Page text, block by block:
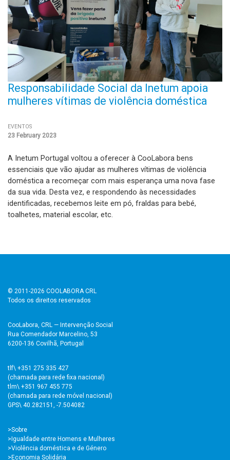
Responsabilidade Social da Inetum apoia
mulheres vítimas de violência doméstica
EVENTOS
23 February 2023
A Inetum Portugal voltou a oferecer à CooLabora bens
essenciais que vão ajudar as mulheres vítimas de violência
doméstica a recomeçar com mais esperança uma nova fase
da sua vida. Desta vez, e respondendo às necessidades
identificadas, recebemos leite em pó, fraldas para bebé,
toalhetes, material escolar, etc.
© 2011-2026 COOLABORA CRL
Todos os direitos reservados
CooLabora, CRL — Intervenção Social
Rua Comendador Marcelino, 53
6200-136 Covilhã, Portugal
tlf\ +351 275 335 427
(chamada para rede fixa nacional)
tlm\ +351 967 455 775
(chamada para rede móvel nacional)
GPS\ 40.282151, -7.504082
>Sobre
>Igualdade entre Homens e Mulheres
>Violência doméstica e de Género
>Economia Solidária